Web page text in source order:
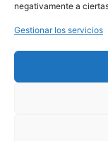
negativamente a
Gestionar los servicios